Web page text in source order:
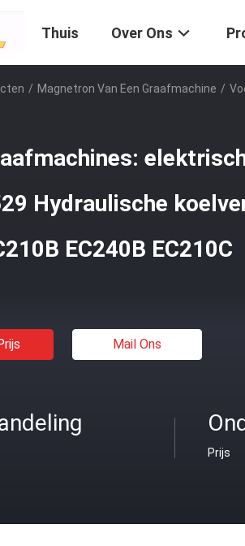
Thuis Over Ons
/ Magnetron Van Een Graafmachine /
Hydraulische
EC240B EC210C
Mail Ons
Prijs